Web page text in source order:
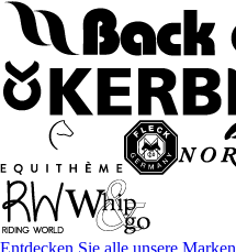
Entdecken Sie alle unsere Marken